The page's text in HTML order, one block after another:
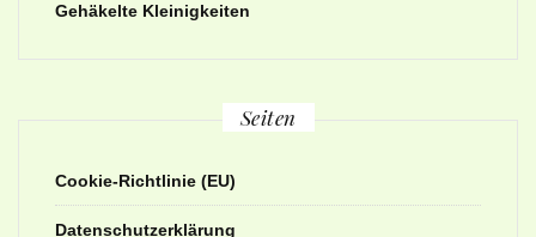
Gehäkelte Kleinigkeiten
Seiten
Cookie-Richtlinie (EU)
Datenschutzerklärung